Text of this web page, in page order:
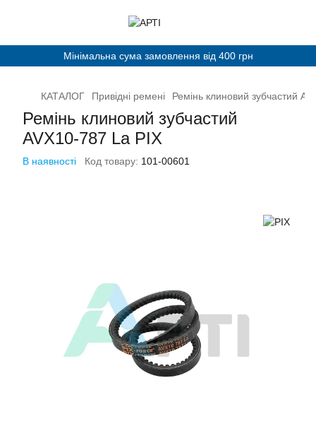
Мінімальна сума замовлення від 400 грн
КАТАЛОГ Привідні ремені Ремінь клиновий зубчастий
Ремінь клиновий зубчастий
AVХ10-787 La PIX
В наявності Код товару: 101-00601